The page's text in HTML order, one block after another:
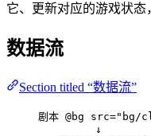
它、更新对应的游戏状态
数据流
Section titled “数据流”
剧本 @bg src="bg/
↓